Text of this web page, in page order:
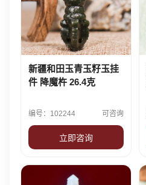
新疆和田玉青玉籽玉挂
件 降魔杵 26.4克
编号：102244 可咨询
立即咨询